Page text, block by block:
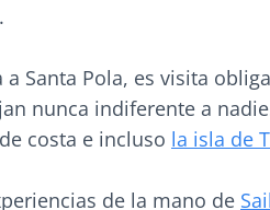
Santa Pola, es visita
nunca indiferente a
costa e incluso la isla de
de la mano de